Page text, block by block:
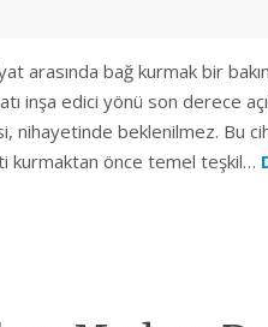
arasında bağ kurmak bir
inşa edici yönü son derece
nihayetinde beklenilmez. Bu
kurmaktan önce temel teşkil…